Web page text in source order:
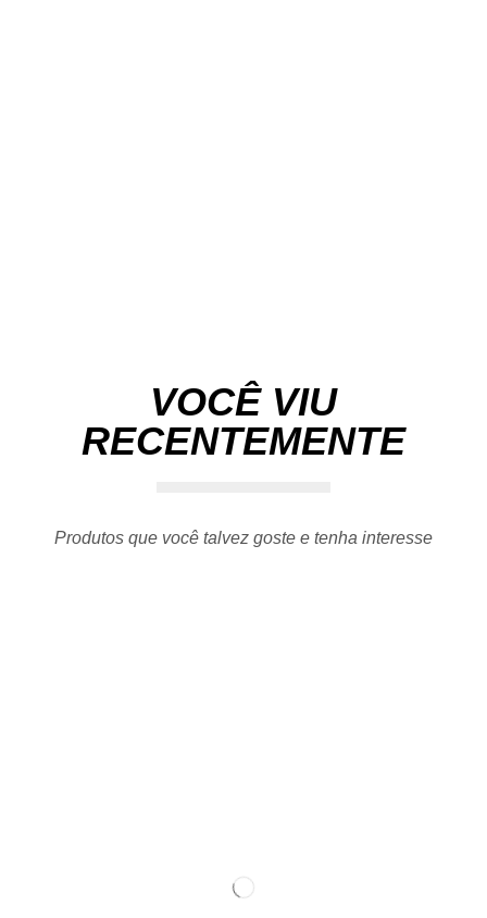
VOCÊ VIU
RECENTEMENTE
Produtos que você talvez goste e tenha interesse